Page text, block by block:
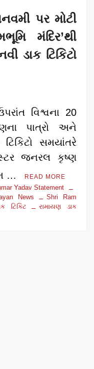
પર મોટી
મંદિર’થી
ડાક ટિકિટો
વિશ્વના 20
પાત્રો અને
સમયાંતરે
જનરલ કૃષ્ણ
…
READ MORE
Yadav Statement
News
Shri Ram
ટિકિટ
રામાયણ ડાક